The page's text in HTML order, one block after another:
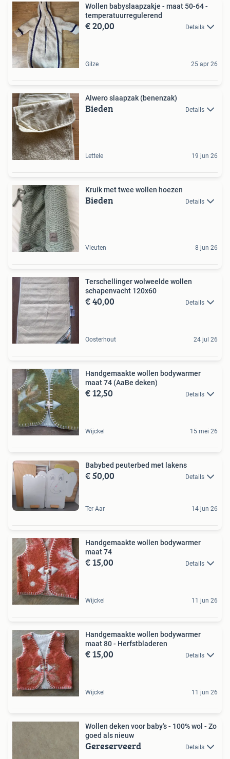
Wollen babyslaapzakje - maat 50-64 -
temperatuurregulerend
€ 20,00 Details
Gilze 25 apr 26
Alwero slaapzak (benenzak)
Bieden Details
Lettele 19 jun 26
Kruik met twee wollen hoezen
Bieden Details
Vleuten 8 jun 26
Terschellinger wolweelde wollen
schapenvacht 120x60
€ 40,00 Details
Oosterhout 24 jul 26
Handgemaakte wollen bodywarmer
maat 74 (AaBe deken)
€ 12,50 Details
Wijckel 15 mei 26
Babybed peuterbed met lakens
€ 50,00 Details
Ter Aar 14 jun 26
Handgemaakte wollen bodywarmer
maat 74
€ 15,00 Details
Wijckel 11 jun 26
Handgemaakte wollen bodywarmer
maat 80 - Herfstbladeren
€ 15,00 Details
Wijckel 11 jun 26
Wollen deken voor baby's - 100% wol - Zo
goed als nieuw
Gereserveerd Details